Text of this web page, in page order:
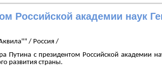
Российской академии наук
/ Россия /
Путина с президентом Российской академии
развития страны.